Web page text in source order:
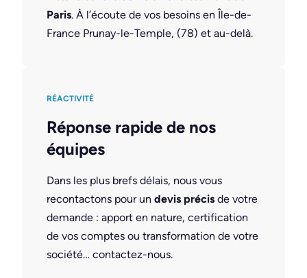
Paris. À l’écoute de vos besoins en Île-de-
France Prunay-le-Temple, (78) et au-delà.
RÉACTIVITÉ
Réponse rapide de nos
équipes
Dans les plus brefs délais, nous vous
recontactons pour un devis précis de votre
demande : apport en nature, certification
de vos comptes ou transformation de votre
société… contactez-nous.